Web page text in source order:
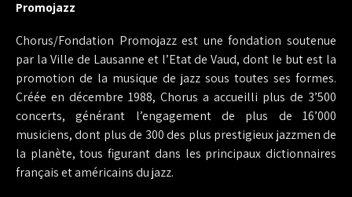
Promojazz
Chorus/Fondation Promojazz est une fondation soutenue
par la Ville de Lausanne et l’Etat de Vaud, dont le but est la
promotion de la musique de jazz sous toutes ses formes.
Créée en décembre 1988, Chorus a accueilli plus de 3’500
concerts, générant l’engagement de plus de 16’000
musiciens, dont plus de 300 des plus prestigieux jazzmen de
la planète, tous figurant dans les principaux dictionnaires
français et américains du jazz.